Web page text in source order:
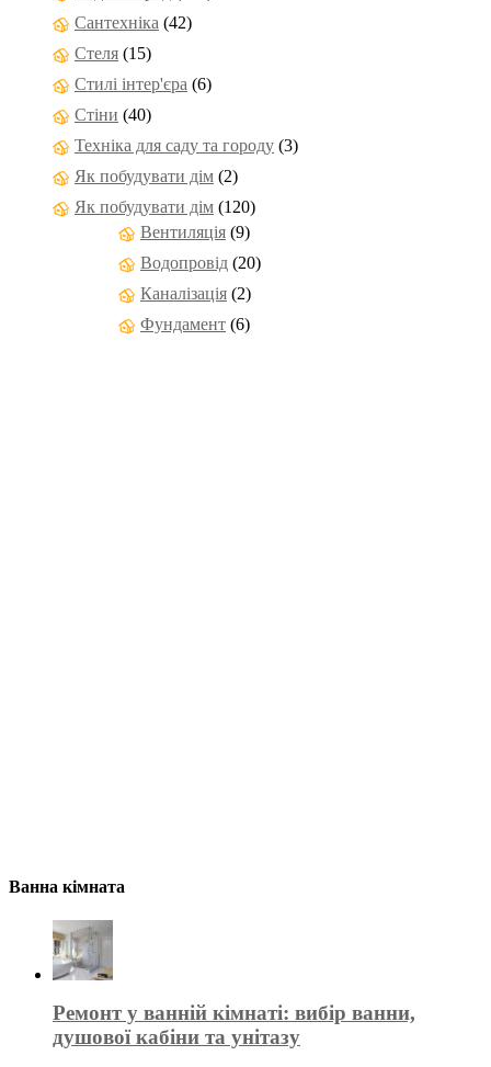
Сантехніка (42)
Стеля (15)
Стилі інтер'єра (6)
Стіни (40)
Техніка для саду та городу (3)
Як побудувати дім (2)
Як побудувати дім (120)
Вентиляція (9)
Водопровід (20)
Каналізація (2)
Фундамент (6)
Ванна кімната
Ремонт у ванній кімнаті: вибір ванни,
душової кабіни та унітазу